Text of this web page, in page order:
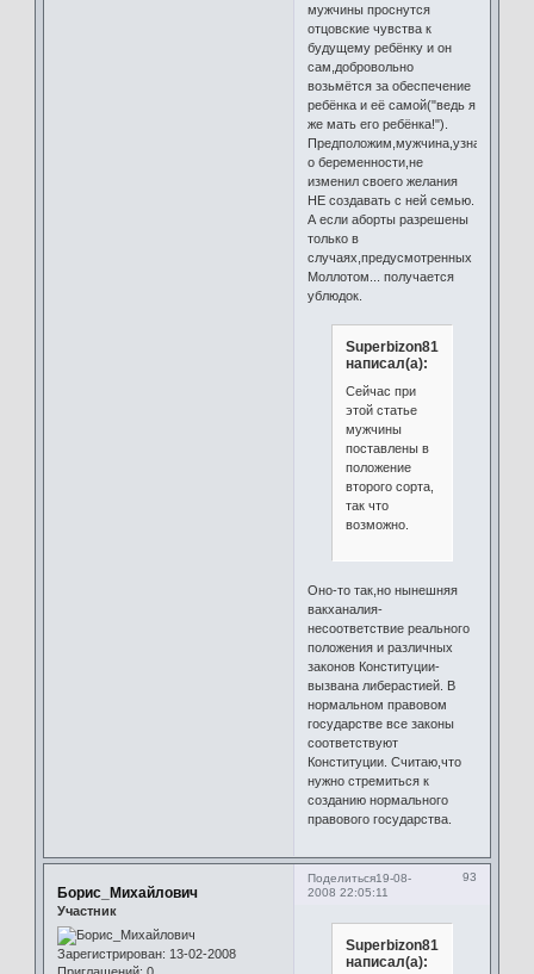
мужчины проснутся
отцовские чувства к
будущему ребёнку и он
сам,добровольно
возьмётся за обеспечение
ребёнка и её самой("ведь я
же мать его ребёнка!").
Предположим,мужчина,узнав
о беременности,не
изменил своего желания
НЕ создавать с ней семью.
А если аборты разрешены
только в
случаях,предусмотренных
Моллотом... получается
ублюдок.
Superbizon81
написал(а):
Сейчас при
этой статье
мужчины
поставлены в
положение
второго сорта,
так что
возможно.
Оно-то так,но нынешняя
вакханалия-
несоответствие реального
положения и различных
законов Конституции-
вызвана либерастией. В
нормальном правовом
государстве все законы
соответствуют
Конституции. Считаю,что
нужно стремиться к
созданию нормального
правового государства.
Поделиться 93
19-08-
2008 22:05:11
Борис_Михайлович
Участник
Зарегистрирован: 13-02-2008
Superbizon81
написал(а):